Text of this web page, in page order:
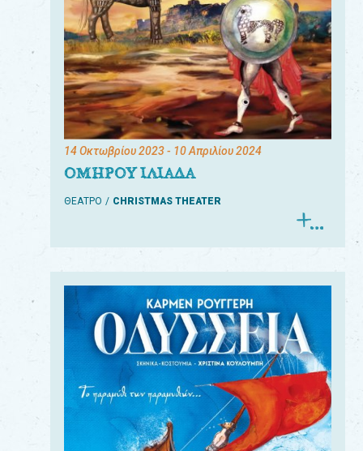
14 Οκτωβρίου 2023- 10 Απριλίου 2024
ΟΜΗΡΟΥ ΙΛΙΑΔΑ
ΘΕΑΤΡΟ CHRISTMAS THEATER